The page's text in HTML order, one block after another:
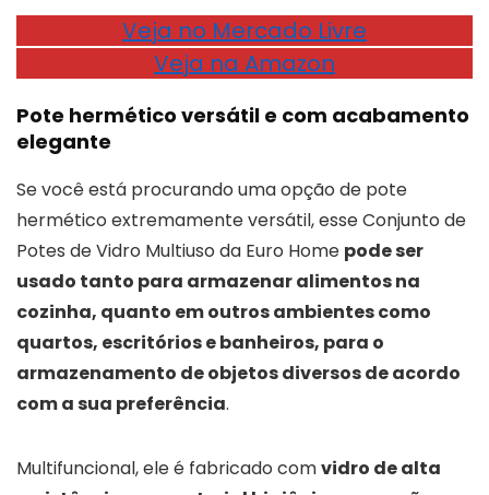
Veja no Mercado Livre
Veja na Amazon
Pote hermético versátil e com acabamento
elegante
Se você está procurando uma opção de pote
hermético extremamente versátil, esse Conjunto de
Potes de Vidro Multiuso da Euro Home pode ser
usado tanto para armazenar alimentos na
cozinha, quanto em outros ambientes como
quartos, escritórios e banheiros, para o
armazenamento de objetos diversos de acordo
com a sua preferência.
Multifuncional, ele é fabricado comvidro de alta